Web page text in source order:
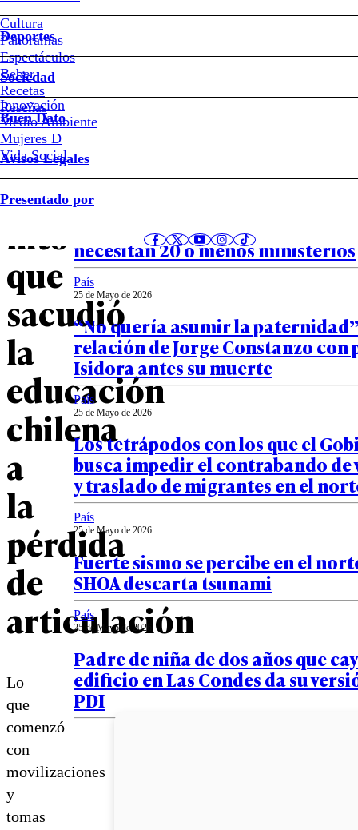
Cultura
Panoramas
Espectáculos
Beber
Recetas
Reseñas
Deportes
Sociedad
Innovación
Medio Ambiente
Mujeres D
Vida Social
Buen Dato
Avisos Legales
Presentado por
de
la
“revolución
pingüina”:
del
hito
que
sacudió
la
educación
chilena
a
la
pérdida
de
articulación
Lo
que
comenzó
con
movilizaciones
y
tomas
Notas relacionadas
26 de Mayo de 2026
Panel Ciudadano-UDD: 63% cree
necesitan 20 o menos ministerios
País
25 de Mayo de 2026
“No quería asumir la
relación de Jorge Constanzo con
Isidora antes su muerte
País
25 de Mayo de 2026
Los tetrápodos con los que el
busca impedir el contrabando de
y traslado de migrantes en el
País
25 de Mayo de 2026
Fuerte sismo se percibe en el
SHOA descarta tsunami
País
25 de Mayo de 2026
Padre de niña de dos años que
edificio en Las Condes da su
PDI